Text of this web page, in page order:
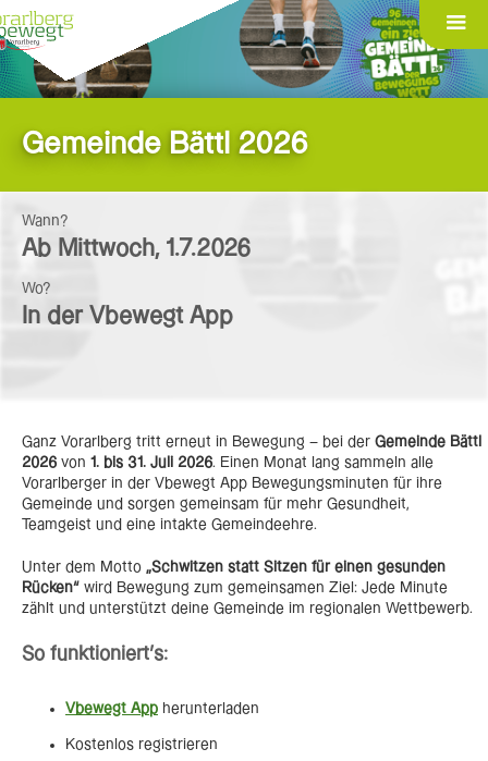
Gemeinde Bättl 2026
Wann?
Ab Mittwoch, 1.7.2026
Wo?
In der Vbewegt App
Ganz Vorarlberg tritt erneut in Bewegung – bei der Gemeinde Bättl
2026 von 1. bis 31. Juli 2026. Einen Monat lang sammeln alle
Vorarlberger in der Vbewegt App Bewegungsminuten für ihre
Gemeinde und sorgen gemeinsam für mehr Gesundheit,
Teamgeist und eine intakte Gemeindeehre.
Unter dem Motto „Schwitzen statt Sitzen für einen gesunden
Rücken“ wird Bewegung zum gemeinsamen Ziel: Jede Minute
zählt und unterstützt deine Gemeinde im regionalen Wettbewerb.
So funktioniert’s:
Vbewegt App herunterladen
Kostenlos registrieren